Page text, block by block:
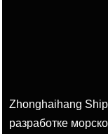
Zhonghaihang
разработке